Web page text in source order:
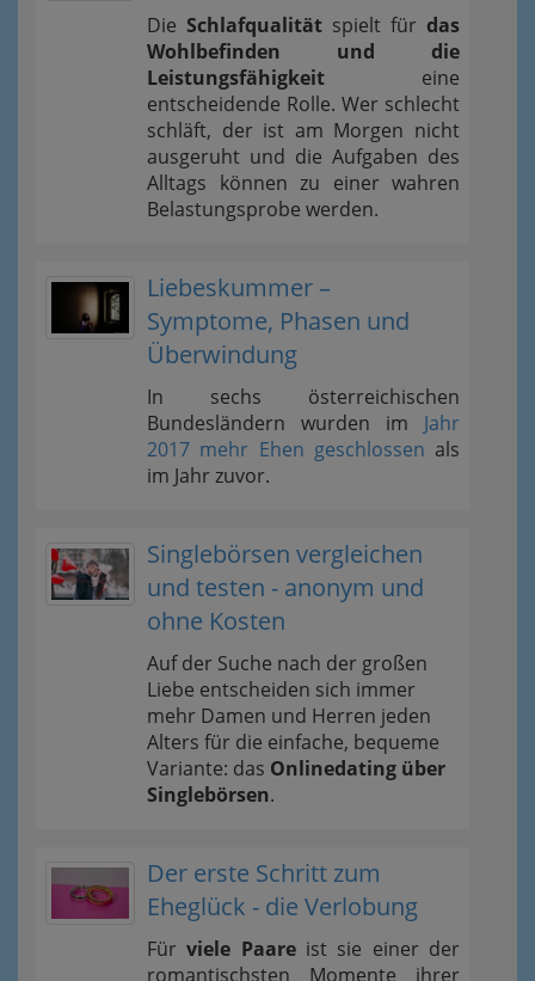
Die Schlafqualität spielt für das
Wohlbefinden und die
Leistungsfähigkeit eine
entscheidende Rolle. Wer schlecht
schläft, der ist am Morgen nicht
ausgeruht und die Aufgaben des
Alltags können zu einer wahren
Belastungsprobe werden.
Liebeskummer –
Symptome, Phasen und
Überwindung
In sechs österreichischen
Bundesländern wurden im Jahr
2017 mehr Ehen geschlossen als
im Jahr zuvor.
Singlebörsen vergleichen
und testen - anonym und
ohne Kosten
Auf der Suche nach der großen
Liebe entscheiden sich immer
mehr Damen und Herren jeden
Alters für die einfache, bequeme
Variante: das Onlinedating über
Singlebörsen.
Der erste Schritt zum
Eheglück - die Verlobung
Fürviele Paareist sie einer der
romantischsten Momente ihrer